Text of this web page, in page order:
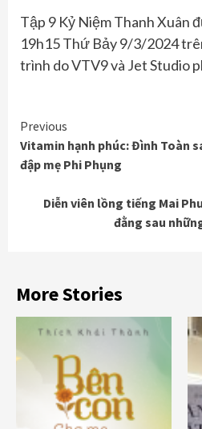
Tập 9 Kỷ Niệm Thanh Xuân
19h15 Thứ Bảy 9/3/2024
trình do VTV9 và Jet Studio
Continue
Reading
Previous
Vitamin hạnh phúc: Đình Toàn
đập mẹ Phi Phụng
Diễn viên lồng tiếng Mai
đằng sau
More Stories